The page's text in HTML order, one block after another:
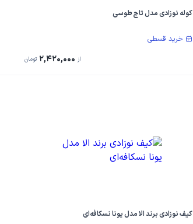
کوله نوزادی مدل تاج طوسی
خرید قسطی
از 2,420,000 تومان
کیف نوزادی برند الا مدل یونا نسکافه‌ای